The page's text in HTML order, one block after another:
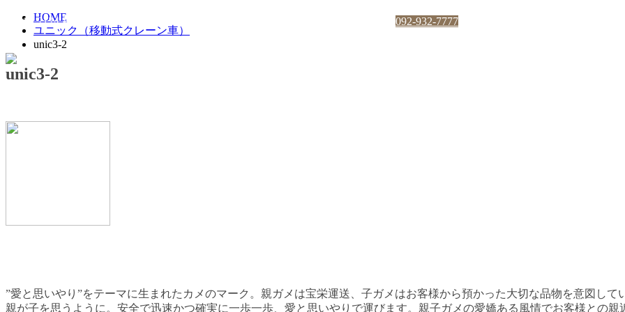
〒811-2124 福岡県糟屋郡宇美町若草3-2-5
092-932-7777
HOME
ユニック（移動式クレーン車）
unic3-2
unic3-2
”愛と思いやり”をテーマに生まれたカメのマーク。親ガメは宝栄運送、子ガメはお客様から預かった大切な品物を意図して
親が子を思うように。安全で迅速かつ確実に一歩一歩、愛と思いやりで運びます。親子ガメの愛嬌ある風情でお客様との親